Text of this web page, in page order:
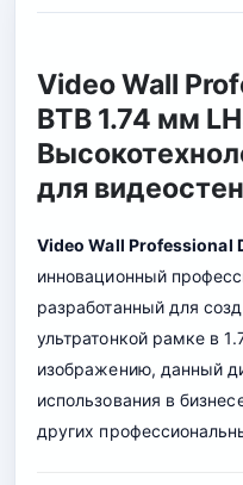
Video Wall
BTB 1.74 мм
для видеостен
Video Wall Professional
инновационный
разработанный для
ультратонкой рамке в
изображению, данный
использования в
других